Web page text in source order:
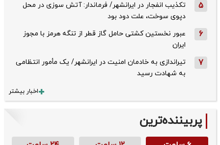
5
تکذیب ‌انفجار در ایرانشهر/ فرماندار: آتش سوزی در محل
دپوی سوخت، علت دود بود
6
عبور نخستین کشتی حامل گاز قطر از تنگه هرمز با مجوز
ایران
7
تیراندازی به خادمان امنیت در ایرانشهر/ یک مأمور انتظامی
به شهادت رسید
اخبار بیشتر
پربیننده‌ترین